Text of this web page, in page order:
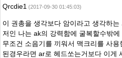
Qrcdie1 (2017-09-30 01:45:03)
이 권총을 생각보다 암이라고 생각하
저인 나는 ak의 강력함에 굴복할수밖
무조건 소음기를 끼워서 맥크리를 사
된경우라면 ar로 헤드쏘는거보다 이게